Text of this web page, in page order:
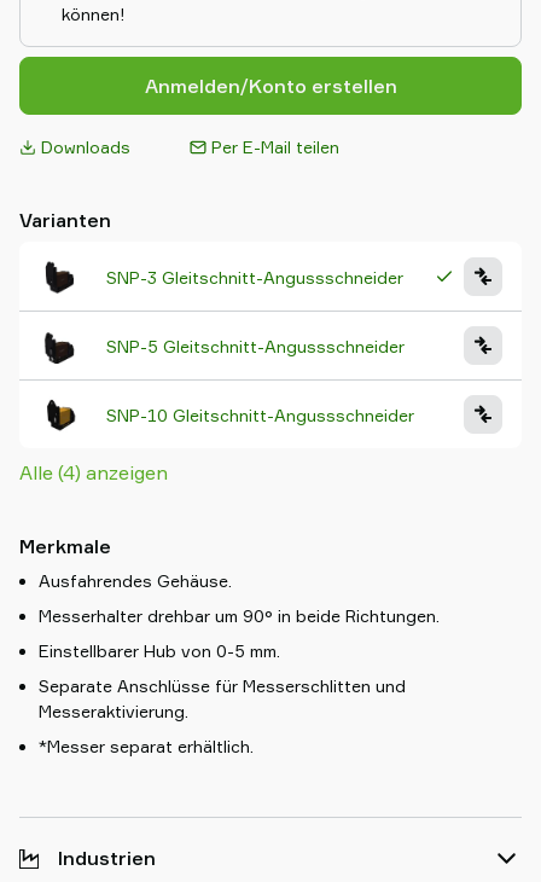
können!
Anmelden/Konto erstellen
Downloads Per E-Mail teilen
Varianten
SNP-3 Gleitschnitt-Angussschneider
SNP-5 Gleitschnitt-Angussschneider
SNP-10 Gleitschnitt-Angussschneider
Alle (4) anzeigen
Merkmale
Ausfahrendes Gehäuse.
Messerhalter drehbar um 90° in beide Richtungen.
Einstellbarer Hub von 0-5 mm.
Separate Anschlüsse für Messerschlitten und
Messeraktivierung.
*Messer separat erhältlich.
Industrien